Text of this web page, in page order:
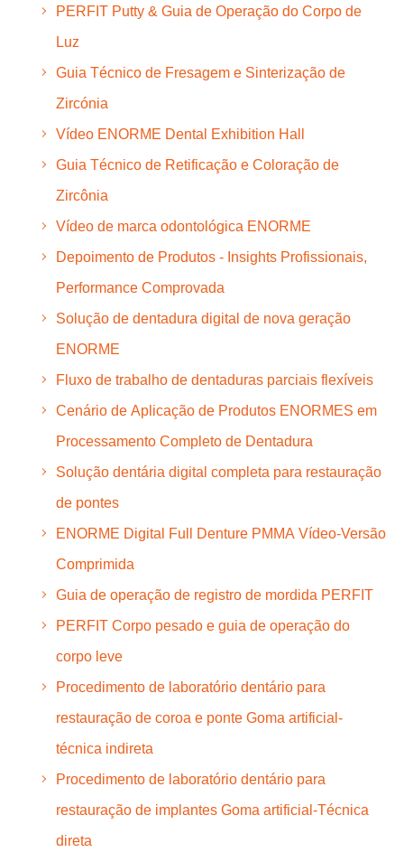
PERFIT Putty & Guia de Operação do Corpo de
Luz
Guia Técnico de Fresagem e Sinterização de
Zircónia
Vídeo ENORME Dental Exhibition Hall
Guia Técnico de Retificação e Coloração de
Zircônia
Vídeo de marca odontológica ENORME
Depoimento de Produtos - Insights Profissionais,
Performance Comprovada
Solução de dentadura digital de nova geração
ENORME
Fluxo de trabalho de dentaduras parciais flexíveis
Cenário de Aplicação de Produtos ENORMES em
Processamento Completo de Dentadura
Solução dentária digital completa para restauração
de pontes
ENORME Digital Full Denture PMMA Vídeo-Versão
Comprimida
Guia de operação de registro de mordida PERFIT
PERFIT Corpo pesado e guia de operação do
corpo leve
Procedimento de laboratório dentário para
restauração de coroa e ponte Goma artificial-
técnica indireta
Procedimento de laboratório dentário para
restauração de implantes Goma artificial-Técnica
direta